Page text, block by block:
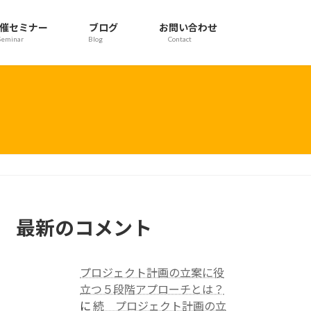
セミナー ブログ
Blog
お問い合わせ
Contact
最新のコメント
プロジェクト計画の立案に役
立つ５段階アプローチとは？
に続 プロジェクト計画の立